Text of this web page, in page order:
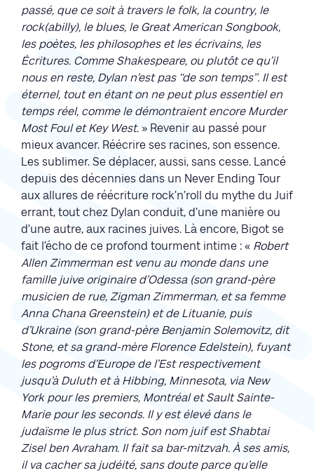
passé, que ce soit à travers le folk, la country, le
rock(abilly), le blues, le Great American Songbook,
les poètes, les philosophes et les écrivains, les
Écritures. Comme Shakespeare, ou plutôt ce qu’il
nous en reste, Dylan n’est pas ‘‘de son temps’’. Il est
éternel, tout en étant on ne peut plus essentiel en
temps réel, comme le démontraient encore Murder
Most Foul et Key West. » Revenir au passé pour
mieux avancer. Réécrire ses racines, son essence.
Les sublimer. Se déplacer, aussi, sans cesse. Lancé
depuis des décennies dans un Never Ending Tour
aux allures de réécriture rock’n’roll du mythe du Juif
errant, tout chez Dylan conduit, d’une manière ou
d’une autre, aux racines juives. Là encore, Bigot se
fait l’écho de ce profond tourment intime : « Robert
Allen Zimmerman est venu au monde dans une
famille juive originaire d’Odessa (son grand-père
musicien de rue, Zigman Zimmerman, et sa femme
Anna Chana Greenstein) et de Lituanie, puis
d’Ukraine (son grand-père Benjamin Solemovitz, dit
Stone, et sa grand-mère Florence Edelstein), fuyant
les pogroms d’Europe de l’Est respectivement
jusqu’à Duluth et à Hibbing, Minnesota, via New
York pour les premiers, Montréal et Sault Sainte-
Marie pour les seconds. Il y est élevé dans le
judaïsme le plus strict. Son nom juif est Shabtai
Zisel ben Avraham. Il fait sa bar-mitzvah. À ses amis,
il va cacher sa judéité, sans doute parce qu’elle